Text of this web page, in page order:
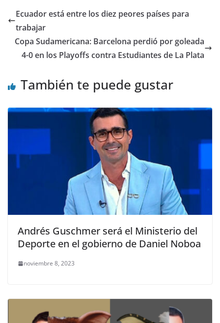
er e
o
o
k
s
p
p
gr
m
di l e
n
p
tir
Ecuador está entre los diez peores países para
trabajar
Copa Sudamericana: Barcelona perdió por goleada
4-0 en los Playoffs contra Estudiantes de La Plata
También te puede gustar
Andrés Guschmer será el Ministerio del
Deporte en el gobierno de Daniel Noboa
noviembre 8, 2023